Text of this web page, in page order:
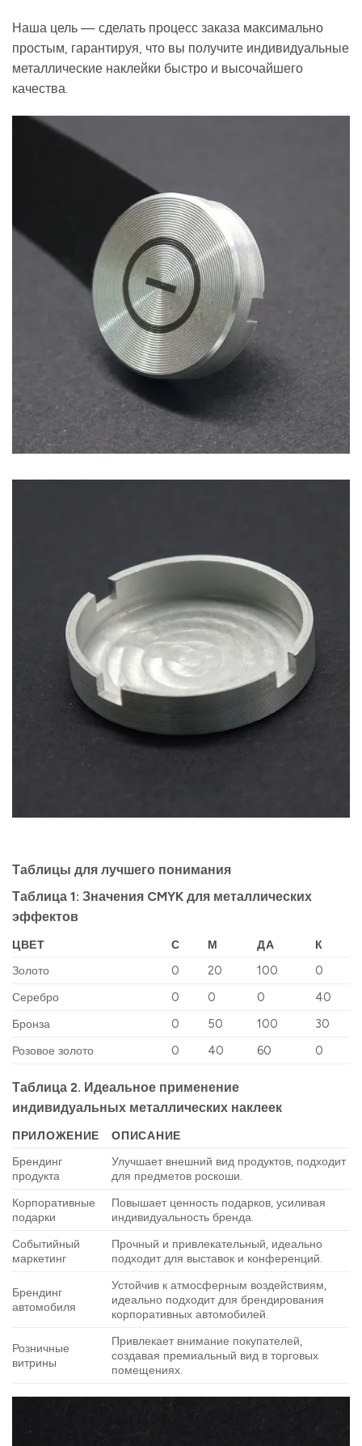
Наша цель — сделать процесс заказа максимально
простым, гарантируя, что вы получите индивидуальные
металлические наклейки быстро и высочайшего
качества.
Таблицы для лучшего понимания
Таблица 1: Значения CMYK для металлических
эффектов
ЦВЕТ С М ДА
К
Золото
0 20 100
0
Серебро
0 0 0
40
Бронза
0 50 100
30
Розовое золото
0 40 60 0
Таблица 2. Идеальное применение
индивидуальных металлических наклеек
ПРИЛОЖЕНИЕ
ОПИСАНИЕ
Брендинг
продукта
Улучшает внешний вид продуктов, подходит
для предметов роскоши.
Корпоративные
подарки
Повышает ценность подарков, усиливая
индивидуальность бренда.
Событийный
маркетинг
Прочный и привлекательный, идеально
подходит для выставок и конференций.
Брендинг
автомобиля
Устойчив к атмосферным воздействиям,
идеально подходит для брендирования
корпоративных автомобилей.
Розничные
витрины
Привлекает внимание покупателей,
создавая премиальный вид в торговых
помещениях.